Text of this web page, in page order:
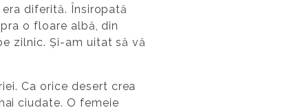
diferită. Însiropată
o floare albă, din
zilnic. Și-am uitat să vă
Ca orice desert crea
ciudate. O femeie